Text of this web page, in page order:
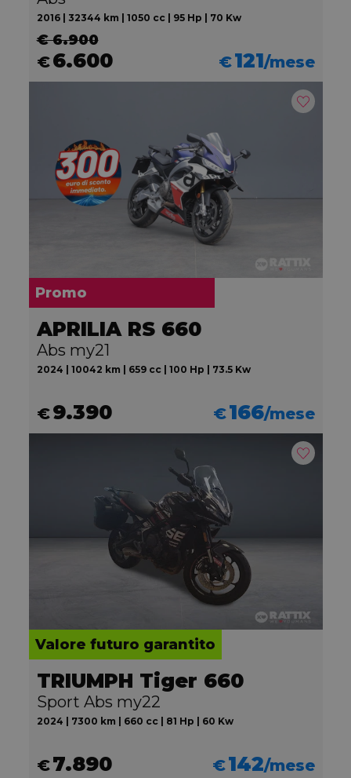
2016 | 32344 km | 1050 cc | 95 Hp | 70 Kw
€ 6.900
€6.600 €121/mese
Promo
APRILIA RS 660
Abs my21
2024 | 10042 km | 659 cc | 100 Hp | 73.5 Kw
€9.390 €166/mese
Valore futuro garantito
TRIUMPH Tiger 660
Sport Abs my22
2024 | 7300 km | 660 cc | 81 Hp | 60 Kw
€7.890 €142/mese